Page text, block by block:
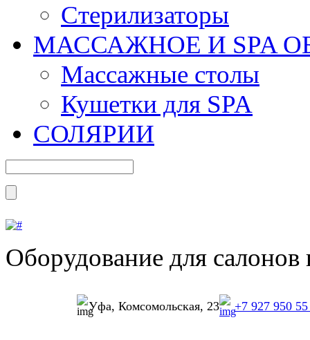
Стерилизаторы
МАССАЖНОЕ И SPA
Массажные столы
Кушетки для SPA
СОЛЯРИИ
Оборудование для
Уфа, Комсомольская, 23 +7 927 950